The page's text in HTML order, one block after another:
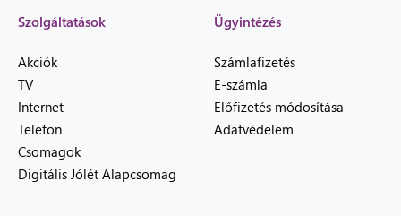
Szolgáltatások
Akciók
TV
Internet
Telefon
Csomagok
Digitális Jólét Alapcsomag
Ügyintézés
Számlafizetés
E-számla
Előfizetés módosítása
Adatvédelem